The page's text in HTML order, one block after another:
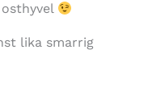
lika smarrig